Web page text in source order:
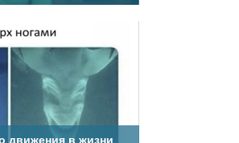
движения в жизни